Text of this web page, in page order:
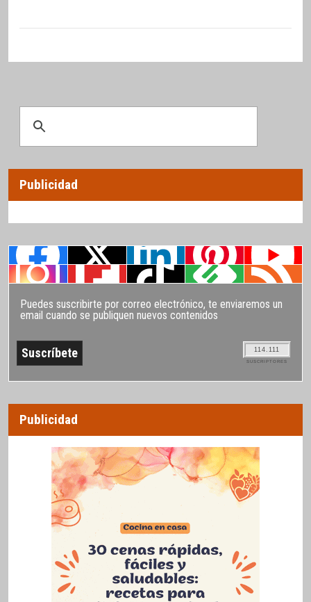
Publicidad
Puedes suscribirte por correo electrónico, te enviaremos un
email cuando se publiquen nuevos contenidos
114.111
SUSCRIPTORES
Publicidad